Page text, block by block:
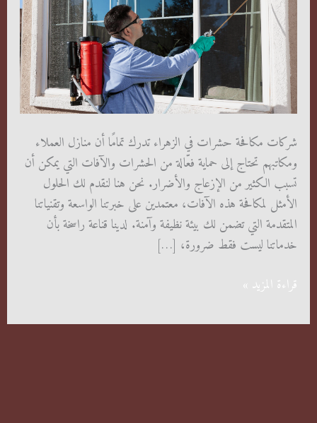
شركات مكافحة حشرات في الزهراء تدرك تمامًا أن منازل العملاء
ومكاتبهم تحتاج إلى حماية فعّالة من الحشرات والآفات التي يمكن أن
تسبب الكثير من الإزعاج والأضرار. نحن هنا لنقدم لك الحلول
الأمثل لمكافحة هذه الآفات، معتمدين على خبرتنا الواسعة وتقنياتنا
المتقدمة التي تضمن لك بيئة نظيفة وآمنة. لدينا قناعة راسخة بأن
خدماتنا ليست فقط ضرورة، […]
شركات
حشرات
قراءة المزيد »